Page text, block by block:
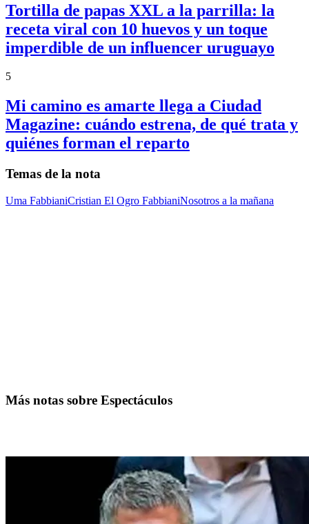
Tortilla de papas XXL a la parrilla: la
receta viral con 10 huevos y un toque
imperdible de un influencer uruguayo
5
Mi camino es amarte llega a Ciudad
Magazine: cuándo estrena, de qué trata y
quiénes forman el reparto
Temas de la nota
Uma FabbianiCristian El Ogro FabbianiNosotros a la mañana
Más notas sobre Espectáculos